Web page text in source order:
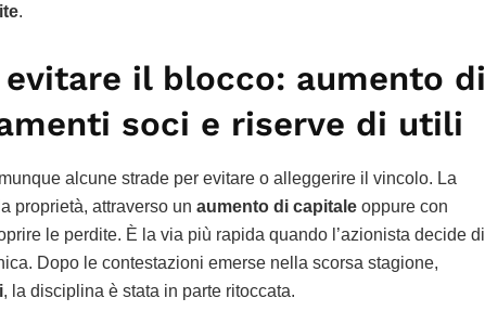
.
il blocco: aumento di
soci e riserve di utili
alcune strade per evitare o alleggerire il vincolo. La
proprietà, attraverso un aumento di capitale oppure con
le perdite. È la via più rapida quando l’azionista decide di
Dopo le contestazioni emerse nella scorsa stagione,
, la disciplina è stata in parte ritoccata.